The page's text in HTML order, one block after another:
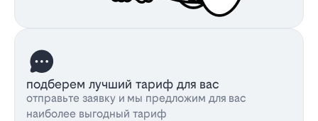
подберем лучший тариф для вас
отправьте заявку и мы предложим для вас
наиболее выгодный тариф